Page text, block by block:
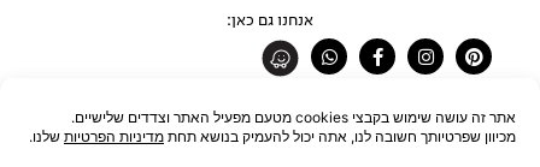
אנחנו גם כאן:
Pinterest
Instagram
Facebook-
f
Whatsapp
רוצים להתעדכן לפני כולם?